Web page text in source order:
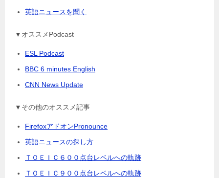
英語ニュースを聞く
▼オススメPodcast
ESL Podcast
BBC 6 minutes English
CNN News Update
▼その他のオススメ記事
FirefoxアドオンPronounce
英語ニュースの探し方
ＴＯＥＩＣ６００点台レベルへの軌跡
ＴＯＥＩＣ９００点台レベルへの軌跡